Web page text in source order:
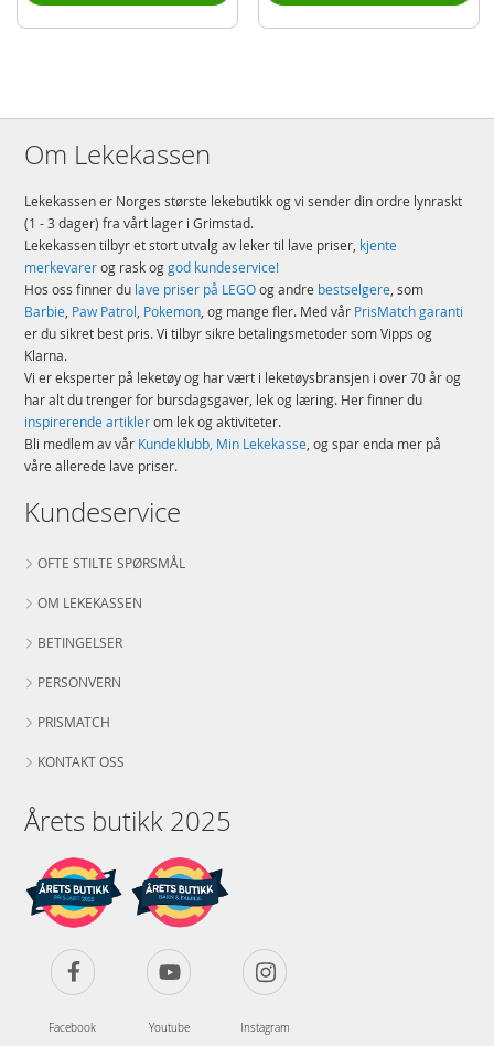
Om Lekekassen
Lekekassen er Norges største lekebutikk og vi sender din ordre lynraskt
(1 - 3 dager) fra vårt lager i Grimstad.
Lekekassen tilbyr et stort utvalg av leker til lave priser, kjente
merkevarerog rask oggod kundeservice!
Hos oss finner du lave priser på LEGOog andre bestselgere, som
Barbie, Paw Patrol, Pokemon, og mange fler. Med vår PrisMatch garanti
er du sikret best pris. Vi tilbyr sikre betalingsmetoder som Vipps og
Klarna.
Vi er eksperter på leketøy og har vært i leketøysbransjen i over 70 år og
har alt du trenger for bursdagsgaver, lek og læring. Her finner du
inspirerende artiklerom lek og aktiviteter.
Bli medlem av vår Kundeklubb, Min Lekekasse, og spar enda mer på
våre allerede lave priser.
Kundeservice
OFTE STILTE SPØRSMÅL
OM LEKEKASSEN
BETINGELSER
PERSONVERN
PRISMATCH
KONTAKT OSS
Årets butikk 2025
Facebook Youtube Instagram